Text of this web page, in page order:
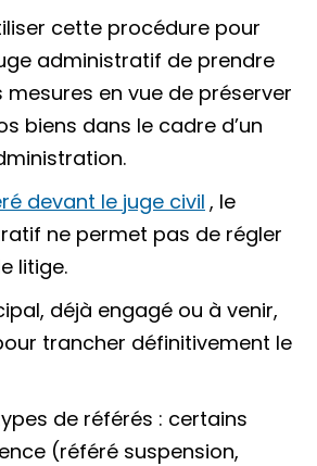
cette procédure pour
administratif de prendre
mesures en vue de préserver
biens dans le cadre d’un
devant le juge civil , le
ne permet pas de régler
litige.
déjà engagé ou à venir,
trancher définitivement le
de référés : certains
(référé suspension,